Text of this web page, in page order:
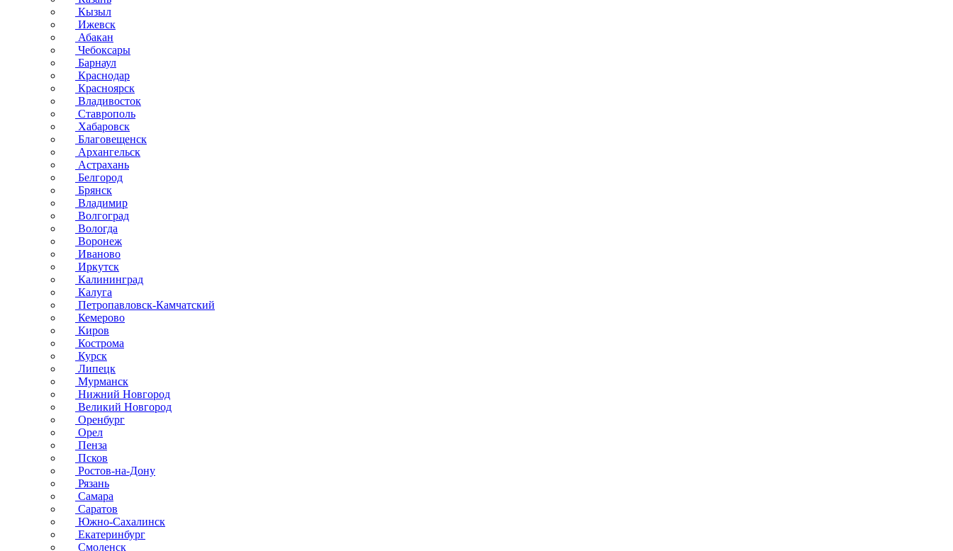
Кызыл
Ижевск
Абакан
Чебоксары
Барнаул
Краснодар
Красноярск
Владивосток
Ставрополь
Хабаровск
Благовещенск
Архангельск
Астрахань
Белгород
Брянск
Владимир
Волгоград
Вологда
Воронеж
Иваново
Иркутск
Калининград
Калуга
Петропавловск-Камчатский
Кемерово
Киров
Кострома
Курск
Липецк
Мурманск
Нижний Новгород
Великий Новгород
Оренбург
Орел
Пенза
Псков
Ростов-на-Дону
Рязань
Самара
Саратов
Южно-Сахалинск
Екатеринбург
Смоленск